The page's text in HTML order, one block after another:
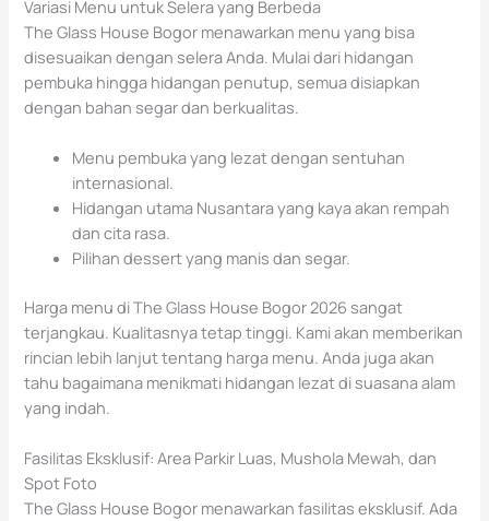
Variasi Menu untuk Selera yang Berbeda
The Glass House Bogor menawarkan menu yang bisa
disesuaikan dengan selera Anda. Mulai dari hidangan
pembuka hingga hidangan penutup, semua disiapkan
dengan bahan segar dan berkualitas.
Menu pembuka yang lezat dengan sentuhan
internasional.
Hidangan utama Nusantara yang kaya akan rempah
dan cita rasa.
Pilihan dessert yang manis dan segar.
Harga menu di The Glass House Bogor 2026 sangat
terjangkau. Kualitasnya tetap tinggi. Kami akan memberikan
rincian lebih lanjut tentang harga menu. Anda juga akan
tahu bagaimana menikmati hidangan lezat di suasana alam
yang indah.
Fasilitas Eksklusif: Area Parkir Luas, Mushola Mewah, dan
Spot Foto
The Glass House Bogor menawarkan fasilitas eksklusif. Ada